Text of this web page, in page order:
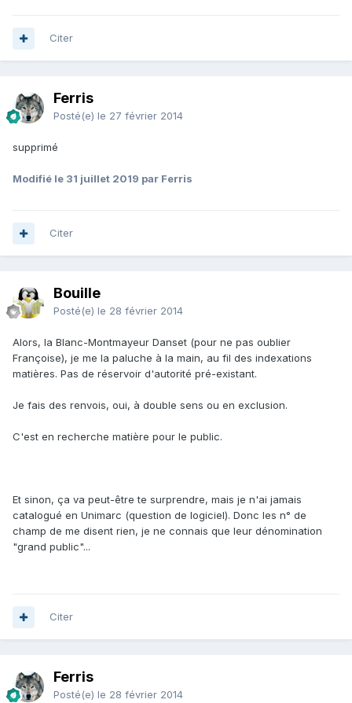
Citer
Ferris
Posté(e) le 27 février 2014
supprimé
Modifié le 31 juillet 2019 par Ferris
Citer
Bouille
Posté(e) le 28 février 2014
Alors, la Blanc-Montmayeur Danset (pour ne pas oublier
Françoise), je me la paluche à la main, au fil des indexations
matières. Pas de réservoir d'autorité pré-existant.
Je fais des renvois, oui, à double sens ou en exclusion.
C'est en recherche matière pour le public.
Et sinon, ça va peut-être te surprendre, mais je n'ai jamais
catalogué en Unimarc (question de logiciel). Donc les n° de
champ de me disent rien, je ne connais que leur dénomination
"grand public"...
Citer
Ferris
Posté(e) le 28 février 2014